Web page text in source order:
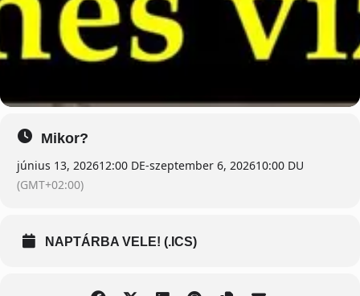
Mikor?
június 13, 202612:00 DE-szeptember 6, 202610:00 DU
(GMT+02:00)
NAPTÁRBA VELE! (.ICS)